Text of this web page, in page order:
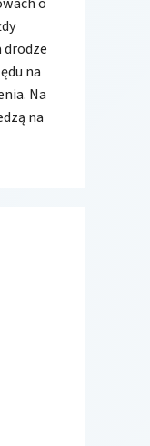
drodze
na
Na
na